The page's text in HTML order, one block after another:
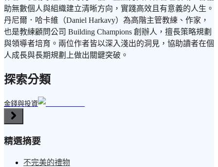
助無數個人與組織建立清晰方向，實踐高效且有意義的人生。
丹尼爾．哈卡維（Daniel Harkavy）為高階主管教練、作家，
也是教練顧問公司 Building Champions 創辦人，擅長策略規劃
與領導者培育。兩位作者皆以深入淺出的洞見，協助讀者在個
人成長與長期規劃上做出關鍵突破。
探索分類
金錢與投資
精選摘要
不完美的禮物